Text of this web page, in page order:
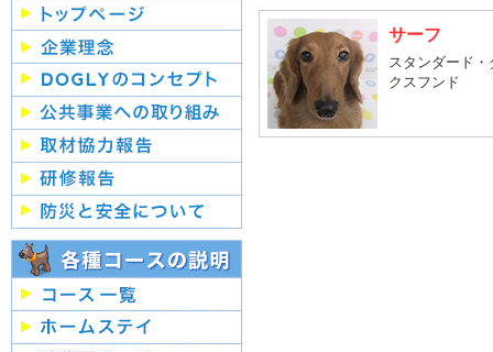
サーフ
スタンダード・
クスフンド